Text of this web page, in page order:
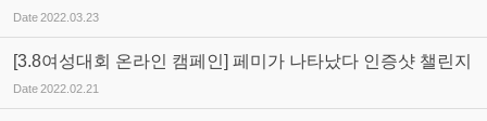
Date2022.03.23
[3.8여성대회 온라인 캠페인] 페미가 나타났다 인증샷 챌린지
Date2022.02.21